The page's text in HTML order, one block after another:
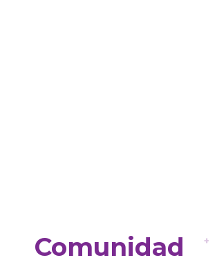
Comunidad